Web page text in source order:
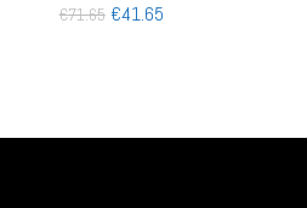
€71.65 €41.65